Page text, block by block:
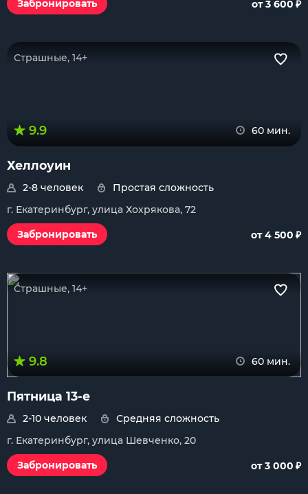
Забронировать от 3 600 ₽
Страшные, 14+
9.9 60 мин.
Хеллоуин
2-8 человек
Простая сложность
г. Екатеринбург, улица Хохрякова, 72
Забронировать
от 4 500 ₽
Страшные, 14+
9.8 60 мин.
Пятница 13-е
2-10 человек
Средняя сложность
г. Екатеринбург, улица Шевченко, 20
Забронировать
от 3 000 ₽